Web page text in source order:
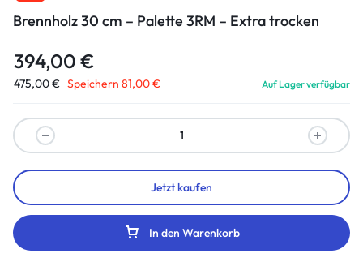
Brennholz 30 cm – Palette 3RM – Extra trocken
394,00 €
475,00€ Speichern 81,00€ Auf Lager verfügbar
In den Warenkorb
Jetzt kaufen